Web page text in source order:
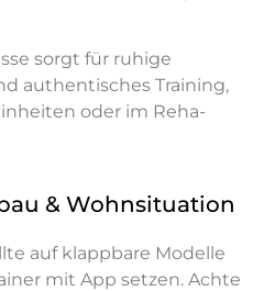
sorgt für ruhige
authentisches Training,
oder im Reha-
& Wohnsituation
auf klappbare Modelle
mit App setzen. Achte